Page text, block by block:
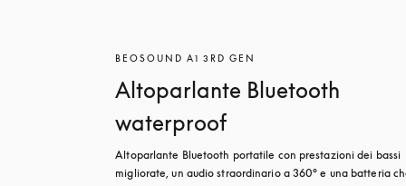
BEOSOUND A1 3RD GEN
Altoparlante Bluetooth
waterproof
Altoparlante Bluetooth portatile con prestazioni dei bassi
migliorate, un audio straordinario a 360° e una batteria